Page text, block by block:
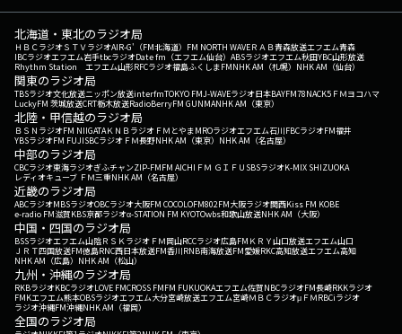
北海道・東北のラジオ局
ＨＢＣラジオＳＴＶラジオAIR-G'（FM北海道） FM NORTH WAVEＲＡＢ青森放送エフエム青森
IBCラジオエフエム岩手tbcラジオDate fm（エフエム仙台） ABSラジオエフエム秋田YBC山形放送
Rhythm Station エフエム山形RFCラジオ福島ふくしまFMNHK AM（札幌） NHK AM（仙台）
関東のラジオ局
TBSラジオ文化放送ニッポン放送interfmTOKYO FMJ-WAVEラジオ日本BAYFM78NACK5 ＦＭヨコハマ
LuckyFM 茨城放送CRT栃木放送RadioBerryFM GUNMANHK AM（東京）
北陸・甲信越のラジオ局
ＢＳＮラジオFM NIIGATAＫＮＢラジオ ＦＭとやまMROラジオエフエム石川FBCラジオFM福井
YBSラジオFM FUJISBCラジオ ＦＭ長野NHK AM（東京） NHK AM（名古屋）
中部のラジオ局
CBCラジオ東海ラジオぎふチャンZIP-FMFM AICHI ＦＭ ＧＩＦＵ SBSラジオK-MIX SHIZUOKA
レディオキューブ ＦＭ三重NHK AM（名古屋）
近畿のラジオ局
ABCラジオMBSラジオOBCラジオ大阪FM COCOLOFM802FM大阪ラジオ関西Kiss FM KOBE
e-radio FM滋賀KBS京都ラジオα-STATION FM KYOTOwbs和歌山放送NHK AM（大阪）
中国・四国のラジオ局
BSSラジオエフエム山陰ＲＳＫラジオ ＦＭ岡山RCCラジオ広島FM ＫＲＹ山口放送エフエム山口
ＪＲＴ四国放送FM徳島RNC西日本放送FM香川RNB南海放送FM愛媛RKC高知放送エフエム高知
NHK AM（広島） NHK AM（松山）
九州・沖縄のラジオ局
RKBラジオKBCラジオLOVE FMCROSS FMFM FUKUOKAエフエム佐賀NBCラジオFM長崎RKKラジオ
FMKエフエム熊本OBSラジオエフエム大分宮崎放送エフエム宮崎ＭＢＣラジオμＦＭRBCiラジオ
ラジオ沖縄FM沖縄NHK AM（福岡）
全国のラジオ局